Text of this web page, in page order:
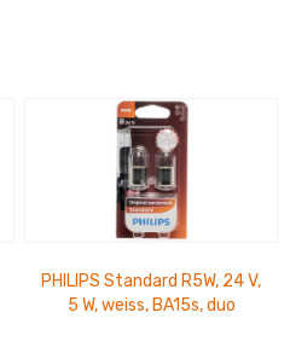
PHILIPS Standard R5W, 24 V,
5 W, weiss, BA15s, duo